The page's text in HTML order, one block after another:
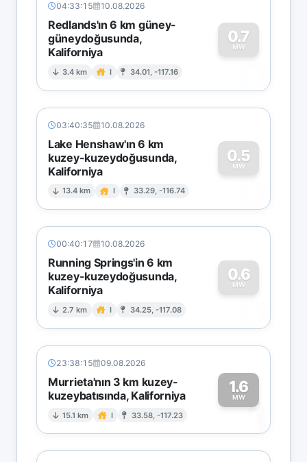
04:33:15 10.08.2026
Redlands'ın 6 km güney-
güneydoğusunda,
Kaliforniya
3.4 km I 34.01, -117.16
0.7
MW
0
03:40:35 10.08.2026
Lake Henshaw'ın 6 km
kuzey-kuzeydoğusunda,
Kaliforniya
13.4 km I 33.29, -116.74
0.5
MW
0
00:40:17 10.08.2026
Running Springs'in 6 km
kuzey-kuzeydoğusunda,
Kaliforniya
2.7 km I 34.25, -117.08
0.6
MW
0
23:38:15 09.08.2026
Murrieta'nın 3 km kuzey-
kuzeybatısında, Kaliforniya
15.1 km I 33.58, -117.23
1.6
MW1